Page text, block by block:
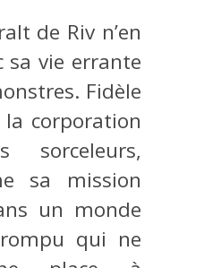
de Riv n’en
sa vie errante
Fidèle
corporation
sorceleurs,
sa mission
un monde
qui ne